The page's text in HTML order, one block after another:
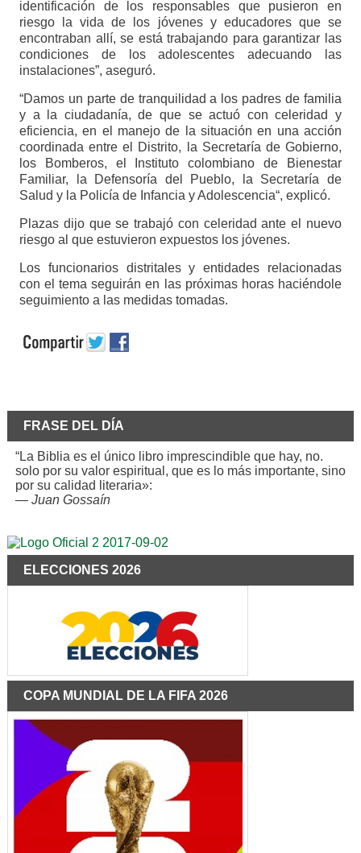
identificación de los responsables que pusieron en
riesgo la vida de los jóvenes y educadores que se
encontraban allí, se está trabajando para garantizar las
condiciones de los adolescentes adecuando las
instalaciones”, aseguró.
“Damos un parte de tranquilidad a los padres de familia
y a la ciudadanía, de que se actuó con celeridad y
eficiencia, en el manejo de la situación en una acción
coordinada entre el Distrito, la Secretaría de Gobierno,
los Bomberos, el Instituto colombiano de Bienestar
Familiar, la Defensoría del Pueblo, la Secretaría de
Salud y la Policía de Infancia y Adolescencia“, explicó.
Plazas dijo que se trabajó con celeridad ante el nuevo
riesgo al que estuvieron expuestos los jóvenes.
Los funcionarios distritales y entidades relacionadas
con el tema seguirán en las próximas horas haciéndole
seguimiento a las medidas tomadas.
FRASE DEL DÍA
“La Biblia es el único libro imprescindible que hay, no.
solo por su valor espiritual, que es lo más importante, sino
por su calidad literaria»:
— Juan Gossaín
ELECCIONES 2026
COPA MUNDIAL DE LA FIFA 2026